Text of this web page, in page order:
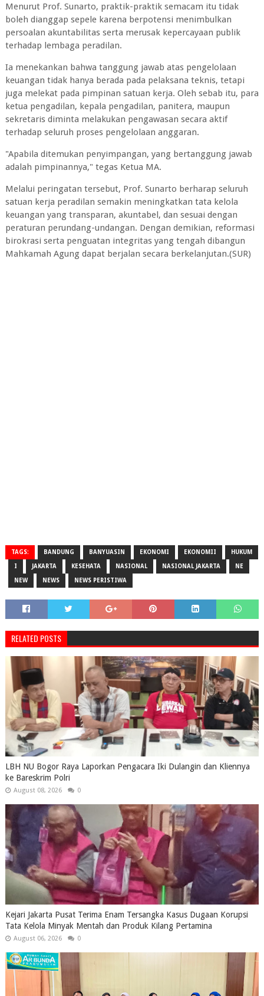
Menurut Prof. Sunarto, praktik-praktik semacam itu tidak
boleh dianggap sepele karena berpotensi menimbulkan
persoalan akuntabilitas serta merusak kepercayaan publik
terhadap lembaga peradilan.
Ia menekankan bahwa tanggung jawab atas pengelolaan
keuangan tidak hanya berada pada pelaksana teknis, tetapi
juga melekat pada pimpinan satuan kerja. Oleh sebab itu, para
ketua pengadilan, kepala pengadilan, panitera, maupun
sekretaris diminta melakukan pengawasan secara aktif
terhadap seluruh proses pengelolaan anggaran.
"Apabila ditemukan penyimpangan, yang bertanggung jawab
adalah pimpinannya," tegas Ketua MA.
Melalui peringatan tersebut, Prof. Sunarto berharap seluruh
satuan kerja peradilan semakin meningkatkan tata kelola
keuangan yang transparan, akuntabel, dan sesuai dengan
peraturan perundang-undangan. Dengan demikian, reformasi
birokrasi serta penguatan integritas yang tengah dibangun
Mahkamah Agung dapat berjalan secara berkelanjutan.(SUR)
TAGS: BANDUNG BANYUASIN EKONOMI EKONOMII HUKUM
I JAKARTA KESEHATA NASIONAL NASIONAL JAKARTA NE
NEW NEWS NEWS PERISTIWA
RELATED POSTS
LBH NU Bogor Raya Laporkan Pengacara Iki Dulangin dan Kliennya
ke Bareskrim Polri
August 08, 2026 0
Kejari Jakarta Pusat Terima Enam Tersangka Kasus Dugaan Korupsi
Tata Kelola Minyak Mentah dan Produk Kilang Pertamina
August 06, 2026 0